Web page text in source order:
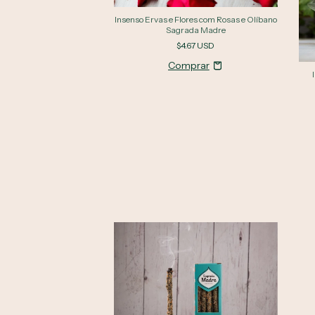
Insenso Ervas e Flores com Rosas e Olíbano
Sagrada Madre
$4.67 USD